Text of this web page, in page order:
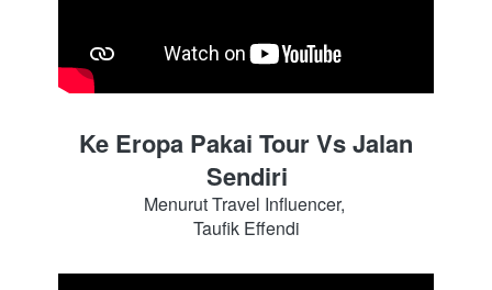
Ke Eropa Pakai Tour Vs Jalan
Sendiri
Menurut Travel Influencer,
Taufik Effendi